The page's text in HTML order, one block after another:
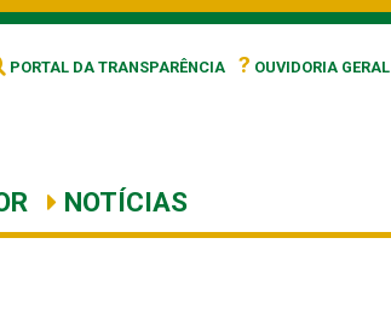
PORTAL DA TRANSPARÊNCIA ? OUVIDORIA GERAL
NOTÍCIAS